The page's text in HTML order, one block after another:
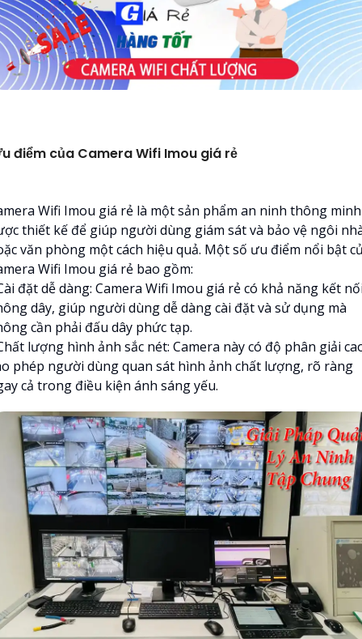
điểm của Camera Wifi Imou giá rẻ
Wifi Imou giá rẻ là một sản phẩm an ninh thông minh
thiết kế để giúp người dùng giám sát và bảo vệ ngôi
văn phòng một cách hiệu quả. Một số ưu điểm nổi bật
Wifi Imou giá rẻ bao gồm:
đặt dễ dàng: Camera Wifi Imou giá rẻ có khả năng kết
dây, giúp người dùng dễ dàng cài đặt và sử dụng mà
cần phải đấu dây phức tạp.
lượng hình ảnh sắc nét: Camera này có độ phân giải
phép người dùng quan sát hình ảnh chất lượng, rõ ràng
cả trong điều kiện ánh sáng yếu.